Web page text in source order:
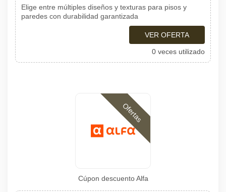
Elige entre múltiples diseños y texturas para pisos y
paredes con durabilidad garantizada
VER OFERTA
0 veces utilizado
Ofertas
Cúpon descuento Alfa